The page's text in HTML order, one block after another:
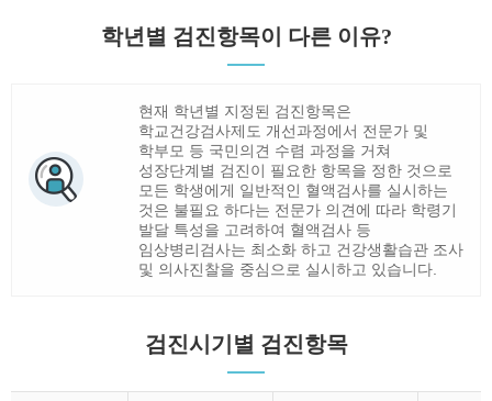
학년별 검진항목이 다른 이유?
현재 학년별 지정된 검진항목은
학교건강검사제도 개선과정에서 전문가 및
학부모 등 국민의견 수렴 과정을 거쳐
성장단계별 검진이 필요한 항목을 정한 것으로
모든 학생에게 일반적인 혈액검사를 실시하는
것은 불필요 하다는 전문가 의견에 따라 학령기
발달 특성을 고려하여 혈액검사 등
임상병리검사는 최소화 하고 건강생활습관 조사
및 의사진찰을 중심으로 실시하고 있습니다.
검진시기별 검진항목